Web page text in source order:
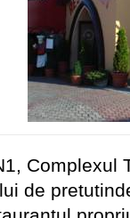
Complexul
de